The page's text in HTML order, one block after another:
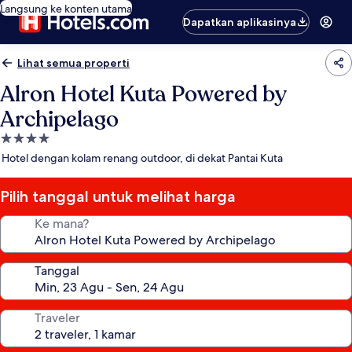
Langsung ke konten utama
Dapatkan aplikasinya
Lihat semua properti
Alron Hotel Kuta Powered by
Archipelago
Properti
bintang
Hotel dengan kolam renang outdoor, di dekat Pantai Kuta
Pilih tanggal untuk melihat harga
Ke mana?
Tanggal
Traveler